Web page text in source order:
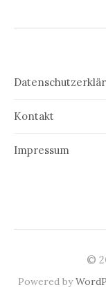
Kontakt
Impressum
©
Powered by